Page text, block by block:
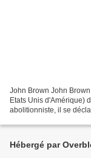
John Brown John
Etats Unis d'Amérique)
abolitionniste, il se
Hébergé par